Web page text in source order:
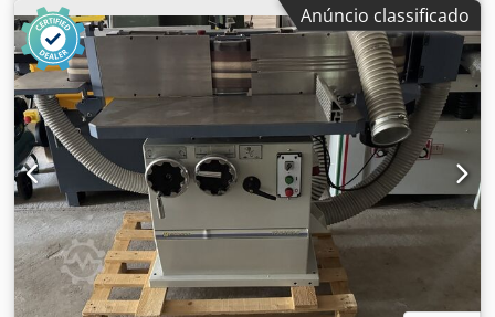
marcenaria que necessitam de soluções de fresagem
precisas e de alto desempenho. Possui fuso oscilante,
carro deslizante, guia angular e dispositivo de fixação
pneumático. Dodpfx Aezryqkoixjwa Dados técnicos: -
Diâmetro do fuso de fresagem: 30 mm - Faixa de
velocidade: 1400 / 3500 / 6000 / 800 rpm - Comprimento
útil: 125 mm - Potência do motor: 4,0 kW
Anúncio classificado